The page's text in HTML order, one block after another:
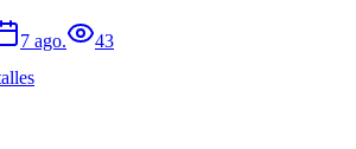
7 ago. 43